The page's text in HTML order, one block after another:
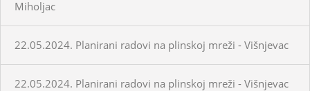
Miholjac
22.05.2024. Planirani radovi na plinskoj mreži - Višnjevac
22.05.2024. Planirani radovi na plinskoj mreži - Višnjevac